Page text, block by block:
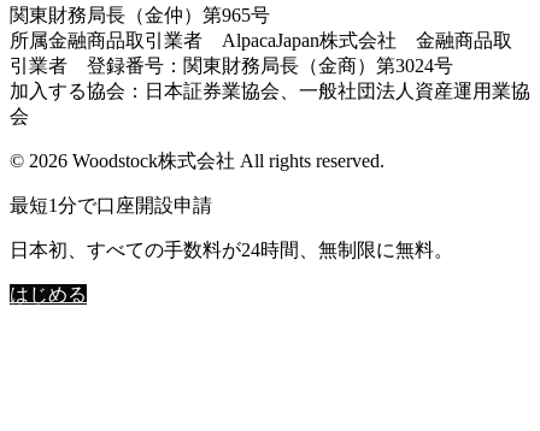
関東財務局長（金仲）第965号
所属金融商品取引業者 AlpacaJapan株式会社 金融商品取
引業者 登録番号：関東財務局長（金商）第3024号
加入する協会：日本証券業協会、一般社団法人資産運用業協
会
© 2026 Woodstock株式会社 All rights reserved.
最短1分で口座開設申請
日本初、すべての手数料が24時間、無制限に無料。
はじめる